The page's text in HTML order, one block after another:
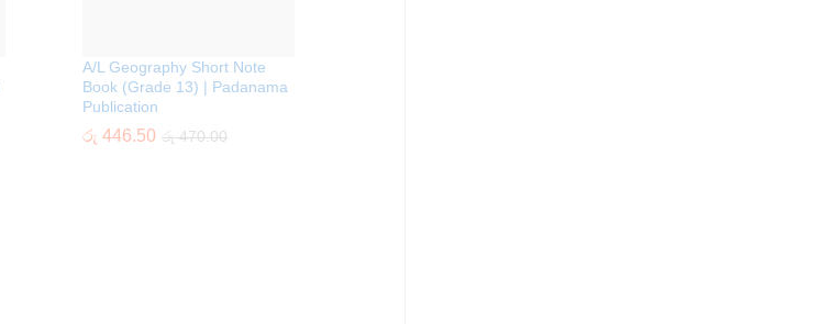
A/L Geography Short Note
Book (Grade 13) | Padanama
Publication
රු 446.50 රු470.00